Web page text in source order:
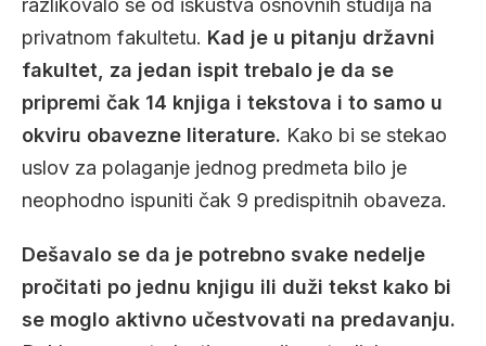
razlikovalo se od iskustva osnovnih studija na
privatnom fakultetu. Kad je u pitanju državni
fakultet, za jedan ispit trebalo je da se
pripremi čak 14 knjiga i tekstova i to samo u
okviru obavezne literature. Kako bi se stekao
uslov za polaganje jednog predmeta bilo je
neophodno ispuniti čak 9 predispitnih obaveza.
Dešavalo se da je potrebno svake nedelje
pročitati po jednu knjigu ili duži tekst kako bi
se moglo aktivno učestvovati na predavanju.